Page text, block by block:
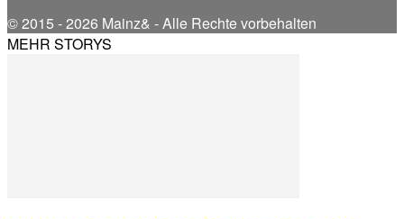
© 2015 - 2026 Mainz& - Alle Rechte vorbehalten
MEHR STORYS